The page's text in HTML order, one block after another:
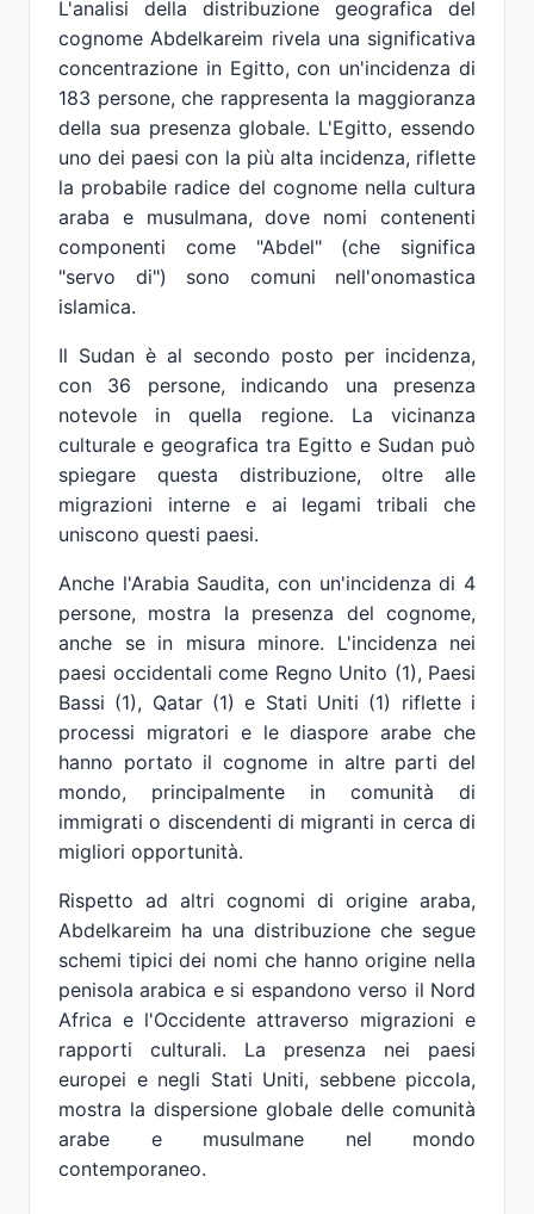
L'analisi della distribuzione geografica del
cognome Abdelkareim rivela una significativa
concentrazione in Egitto, con un'incidenza di
183 persone, che rappresenta la maggioranza
della sua presenza globale. L'Egitto, essendo
uno dei paesi con la più alta incidenza, riflette
la probabile radice del cognome nella cultura
araba e musulmana, dove nomi contenenti
componenti come "Abdel" (che significa
"servo di") sono comuni nell'onomastica
islamica.
Il Sudan è al secondo posto per incidenza,
con 36 persone, indicando una presenza
notevole in quella regione. La vicinanza
culturale e geografica tra Egitto e Sudan può
spiegare questa distribuzione, oltre alle
migrazioni interne e ai legami tribali che
uniscono questi paesi.
Anche l'Arabia Saudita, con un'incidenza di 4
persone, mostra la presenza del cognome,
anche se in misura minore. L'incidenza nei
paesi occidentali come Regno Unito (1), Paesi
Bassi (1), Qatar (1) e Stati Uniti (1) riflette i
processi migratori e le diaspore arabe che
hanno portato il cognome in altre parti del
mondo, principalmente in comunità di
immigrati o discendenti di migranti in cerca di
migliori opportunità.
Rispetto ad altri cognomi di origine araba,
Abdelkareim ha una distribuzione che segue
schemi tipici dei nomi che hanno origine nella
penisola arabica e si espandono verso il Nord
Africa e l'Occidente attraverso migrazioni e
rapporti culturali. La presenza nei paesi
europei e negli Stati Uniti, sebbene piccola,
mostra la dispersione globale delle comunità
arabe e musulmane nel mondo
contemporaneo.